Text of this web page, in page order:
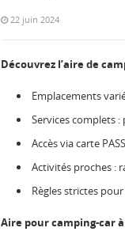
22 juin 2024
Découvrez l’aire de
Emplacements
Services complets :
Accès via carte
Activités proches :
Règles strictes pour
Aire pour camping-car